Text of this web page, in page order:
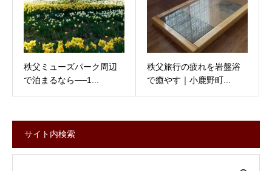
秩父ミューズパーク周辺
で泊まるなら──1...
秩父旅行の疲れを岩盤浴
で癒やす｜小鹿野町...
サイト内検索